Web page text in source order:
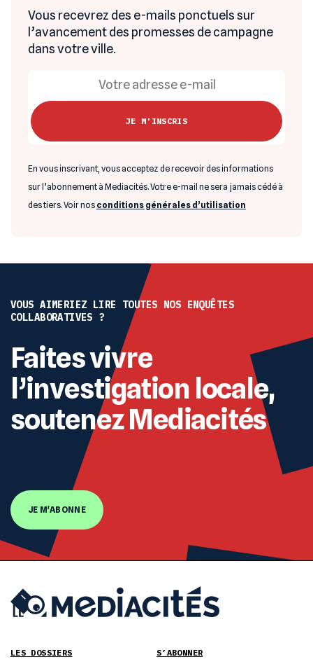
Vous recevrez des e-mails ponctuels sur
l’avancement des promesses de campagne
dans votre ville.
En vous inscrivant, vous acceptez de recevoir des informations
sur l’abonnement à Mediacités. Votre e-mail ne sera jamais cédé à
des tiers. Voir nos conditions générales d’utilisation
VOUS AIMERIEZ LIRE TOUTES NOS ENQUÊTES
COLLABORATIVES ?
Faites vivre
l’investigation locale,
soutenez Mediacités
JE M'ABONNE
LES DOSSIERS S’ABONNER